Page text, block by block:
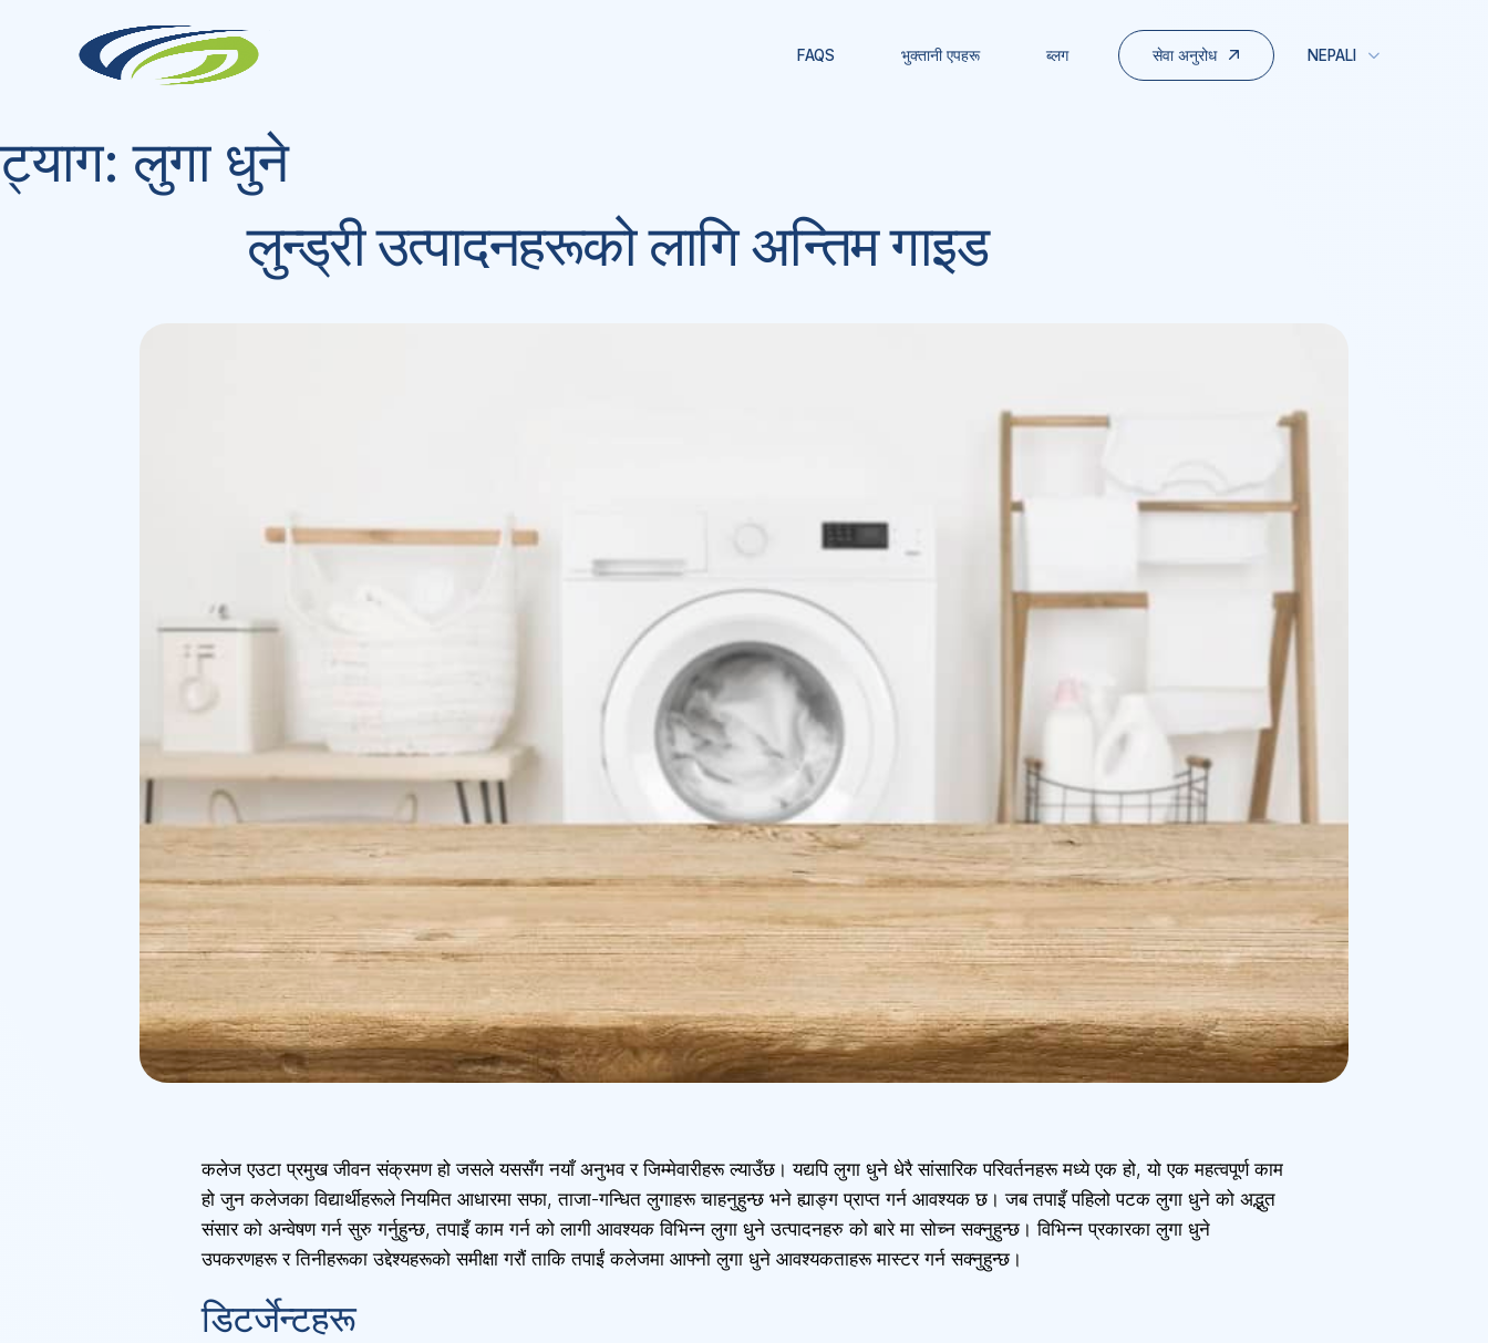
FAQS भुक्तानी एपहरू ब्लग सेवा अनुरोध NEPALI
ट्याग:लुगा धुने
लुन्ड्री उत्पादनहरूको लागि अन्तिम गाइड
कलेज एउटा प्रमुख जीवन संक्रमण हो जसले यससँग नयाँ अनुभव र जिम्मेवारीहरू ल्याउँछ। यद्यपि लुगा धुने धेरै सांसारिक परिवर्तनहरू मध्ये एक हो, यो एक महत्वपूर्ण काम
हो जुन कलेजका विद्यार्थीहरूले नियमित आधारमा सफा, ताजा-गन्धित लुगाहरू चाहनुहुन्छ भने ह्याङ्ग प्राप्त गर्न आवश्यक छ। जब तपाइँ पहिलो पटक लुगा धुने को अद्भुत
संसार को अन्वेषण गर्न सुरु गर्नुहुन्छ, तपाइँ काम गर्न को लागी आवश्यक विभिन्न लुगा धुने उत्पादनहरु को बारे मा सोच्न सक्नुहुन्छ। विभिन्न प्रकारका लुगा धुने
उपकरणहरू र तिनीहरूका उद्देश्यहरूको समीक्षा गरौं ताकि तपाईं कलेजमा आफ्नो लुगा धुने आवश्यकताहरू मास्टर गर्न सक्नुहुन्छ।
डिटर्जेन्टहरू